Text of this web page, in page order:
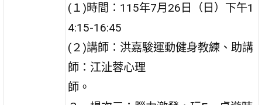
(１)時間：115年7月26日（日）下午1
4:15-16:45
(２)講師：洪嘉駿運動健身教練、助講
師：江沚蓉心理
師。